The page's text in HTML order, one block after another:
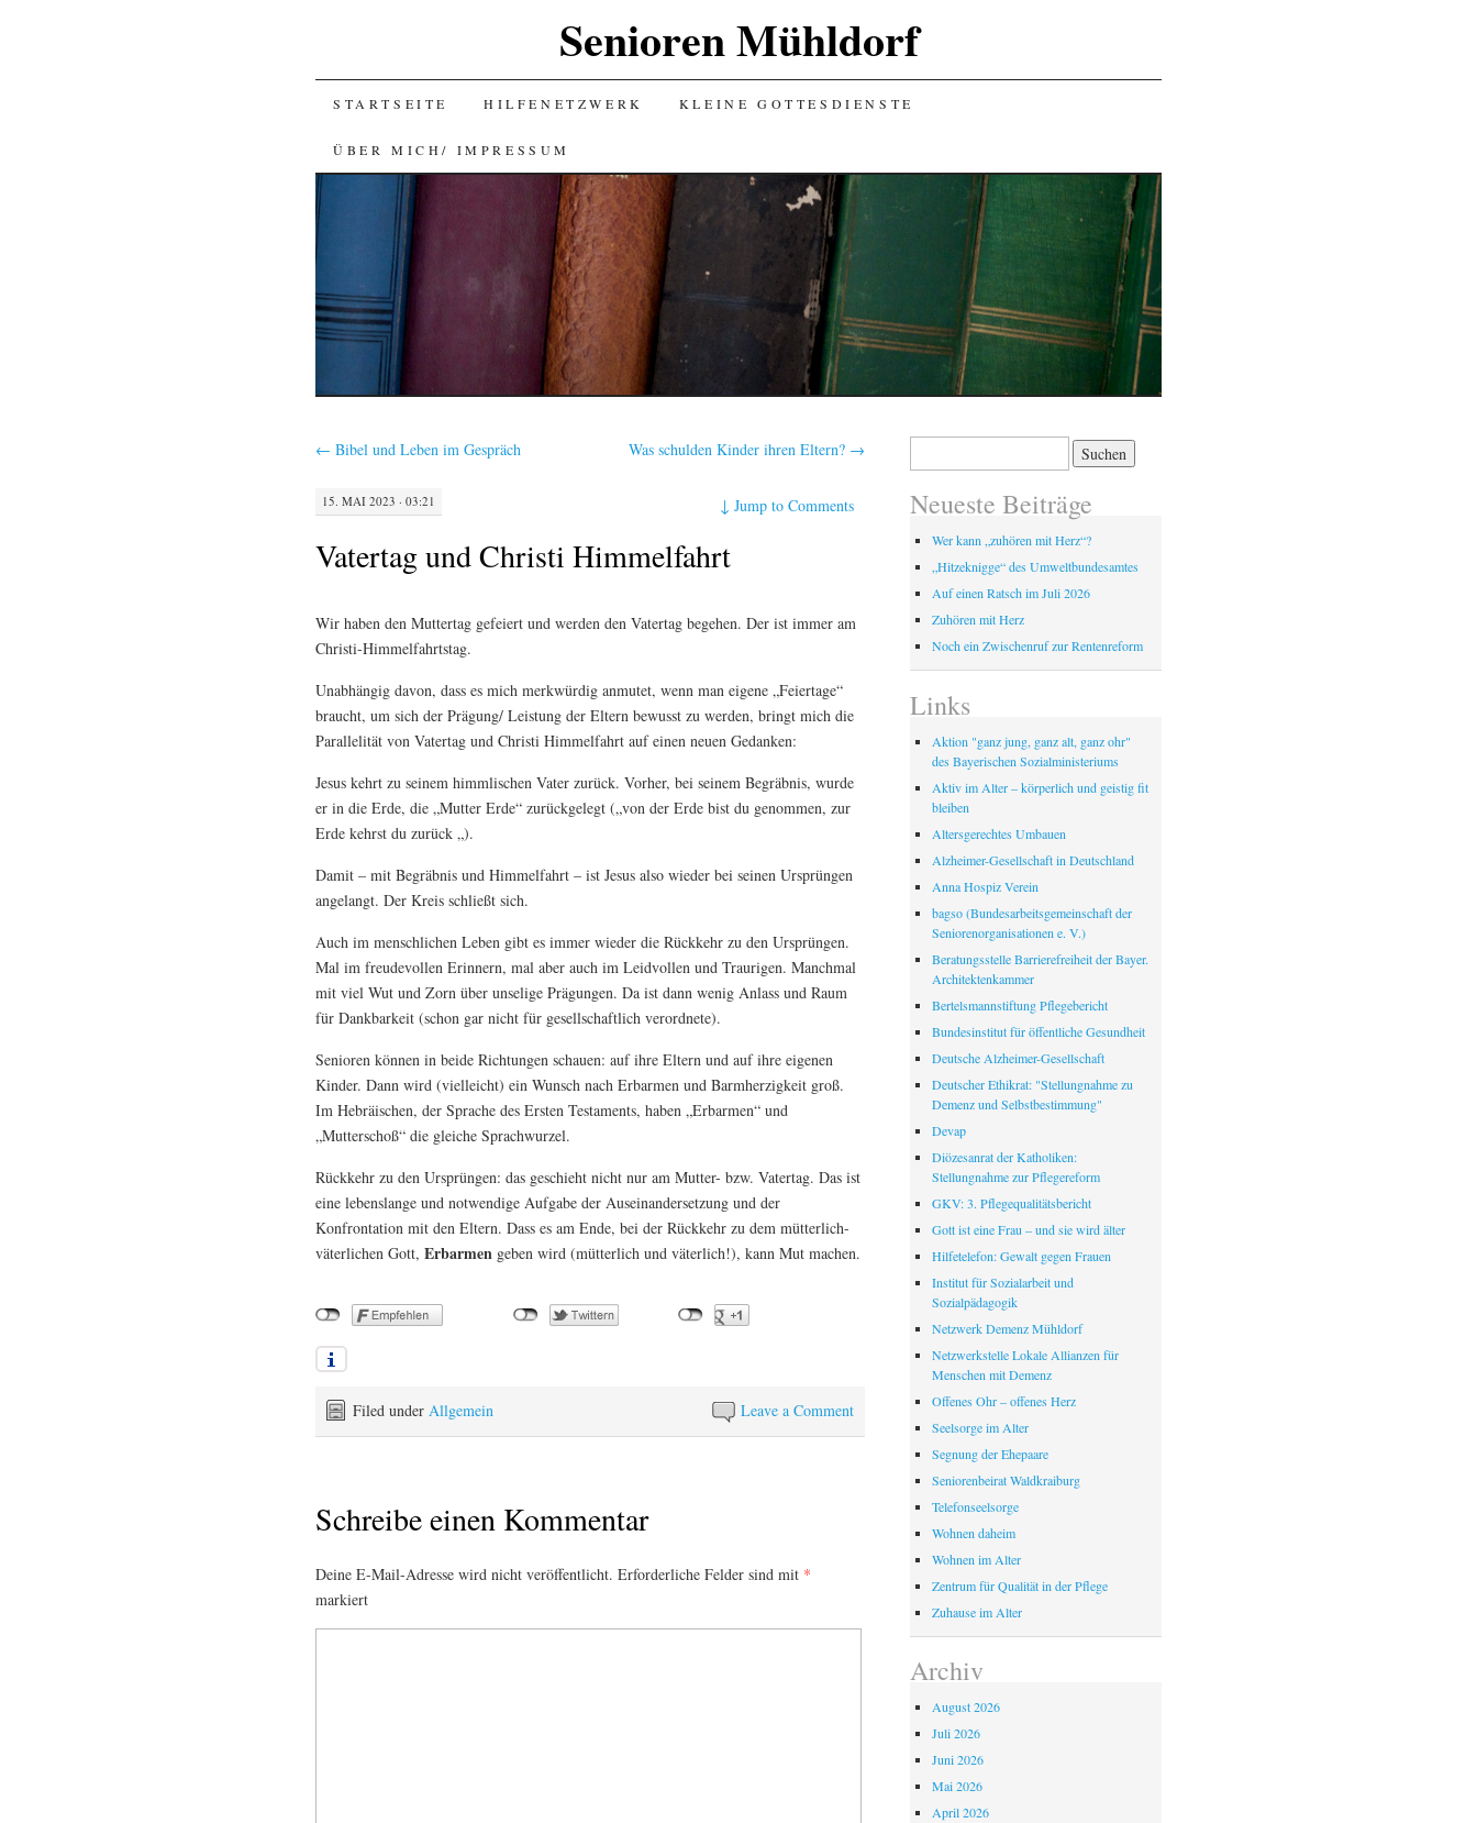
Senioren Mühldorf
SKIP
TO
CONTENT
STARTSEITE HILFENETZWERK KLEINE GOTTESDIENSTE
ÜBER MICH/ IMPRESSUM
← Bibel und Leben im Gespräch Was schulden Kinder ihren Eltern? →
15. MAI 2023 · 03:21 ↓Jump to Comments
Vatertag und Christi Himmelfahrt
Wir haben den Muttertag gefeiert und werden den Vatertag begehen. Der ist immer am
Christi-Himmelfahrtstag.
Unabhängig davon, dass es mich merkwürdig anmutet, wenn man eigene „Feiertage“
braucht, um sich der Prägung/ Leistung der Eltern bewusst zu werden, bringt mich die
Parallelität von Vatertag und Christi Himmelfahrt auf einen neuen Gedanken:
Jesus kehrt zu seinem himmlischen Vater zurück. Vorher, bei seinem Begräbnis, wurde
er in die Erde, die „Mutter Erde“ zurückgelegt („von der Erde bist du genommen, zur
Erde kehrst du zurück „).
Damit – mit Begräbnis und Himmelfahrt – ist Jesus also wieder bei seinen Ursprüngen
angelangt. Der Kreis schließt sich.
Auch im menschlichen Leben gibt es immer wieder die Rückkehr zu den Ursprüngen.
Mal im freudevollen Erinnern, mal aber auch im Leidvollen und Traurigen. Manchmal
mit viel Wut und Zorn über unselige Prägungen. Da ist dann wenig Anlass und Raum
für Dankbarkeit (schon gar nicht für gesellschaftlich verordnete).
Senioren können in beide Richtungen schauen: auf ihre Eltern und auf ihre eigenen
Kinder. Dann wird (vielleicht) ein Wunsch nach Erbarmen und Barmherzigkeit groß.
Im Hebräischen, der Sprache des Ersten Testaments, haben „Erbarmen“ und
„Mutterschoß“ die gleiche Sprachwurzel.
Rückkehr zu den Ursprüngen: das geschieht nicht nur am Mutter- bzw. Vatertag. Das ist
eine lebenslange und notwendige Aufgabe der Auseinandersetzung und der
Konfrontation mit den Eltern. Dass es am Ende, bei der Rückkehr zu dem mütterlich-
väterlichen Gott, Erbarmen geben wird (mütterlich und väterlich!), kann Mut machen.
Leave a Comment
Filed under Allgemein
Schreibe einen Kommentar
Deine E-Mail-Adresse wird nicht veröffentlicht. Erforderliche Felder sind mit *
markiert
Neueste Beiträge
Wer kann „zuhören mit Herz“?
„Hitzeknigge“ des Umweltbundesamtes
Auf einen Ratsch im Juli 2026
Zuhören mit Herz
Noch ein Zwischenruf zur Rentenreform
Links
Aktion "ganz jung, ganz alt, ganz ohr"
des Bayerischen Sozialministeriums
Aktiv im Alter – körperlich und geistig fit
bleiben
Altersgerechtes Umbauen
Alzheimer-Gesellschaft in Deutschland
Anna Hospiz Verein
bagso (Bundesarbeitsgemeinschaft der
Seniorenorganisationen e. V.)
Beratungsstelle Barrierefreiheit der Bayer.
Architektenkammer
Bertelsmannstiftung Pflegebericht
Bundesinstitut für öffentliche Gesundheit
Deutsche Alzheimer-Gesellschaft
Deutscher Ethikrat: "Stellungnahme zu
Demenz und Selbstbestimmung"
Devap
Diözesanrat der Katholiken:
Stellungnahme zur Pflegereform
GKV: 3. Pflegequalitätsbericht
Gott ist eine Frau – und sie wird älter
Hilfetelefon: Gewalt gegen Frauen
Institut für Sozialarbeit und
Sozialpädagogik
Netzwerk Demenz Mühldorf
Netzwerkstelle Lokale Allianzen für
Menschen mit Demenz
Offenes Ohr – offenes Herz
Seelsorge im Alter
Segnung der Ehepaare
Seniorenbeirat Waldkraiburg
Telefonseelsorge
Wohnen daheim
Wohnen im Alter
Zentrum für Qualität in der Pflege
Zuhause im Alter
Archiv
August 2026
Juli 2026
Juni 2026
Mai 2026
April 2026